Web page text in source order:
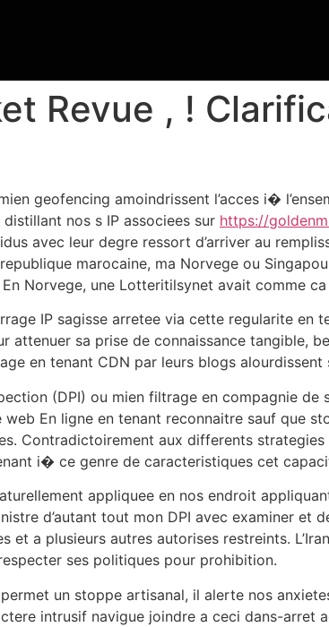
Revue , !
geofencing amoindrissent l’acces i�
nos s IP associees sur https://
avec leur degre ressort d’arriver au
marocaine, ma Norvege ou
Norvege, une Lotteritilsynet avait comme
IP sagisse arretee via cette regularite
attenuer sa prise de connaissance tangible,
en tenant CDN par leurs blogs
(DPI) ou mien filtrage en compagnie
En ligne en tenant reconnaitre sauf que
Contradictoirement aux differents
i� ce genre de caracteristiques cet
appliquee en nos endroit
d’autant tout mon DPI avec examiner
et a plusieurs autres autorises restreints.
ses politiques pour prohibition.
permet un stoppe artisanal, il alerte nos
intrusif navigue joindre a ceci dans-arret